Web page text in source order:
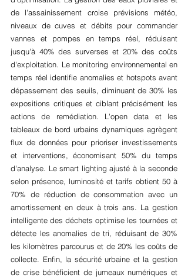
de l'assainissement croise prévisions météo,
niveaux de cuves et débits pour commander
vannes et pompes en temps réel, réduisant
jusqu'à 40% des surverses et 20% des coûts
d'exploitation. Le monitoring environnemental en
temps réel identifie anomalies et hotspots avant
dépassement des seuils, diminuant de 30% les
expositions critiques et ciblant précisément les
actions de remédiation. L'open data et les
tableaux de bord urbains dynamiques agrègent
flux de données pour prioriser investissements
et interventions, économisant 50% du temps
d'analyse. Le smart lighting ajusté à la seconde
selon présence, luminosité et tarifs obtient 50 à
70% de réduction de consommation avec un
amortissement en deux à trois ans. La gestion
intelligente des déchets optimise les tournées et
détecte les anomalies de tri, réduisant de 30%
les kilomètres parcourus et de 20% les coûts de
collecte. Enfin, la sécurité urbaine et la gestion
de crise bénéficient de jumeaux numériques et